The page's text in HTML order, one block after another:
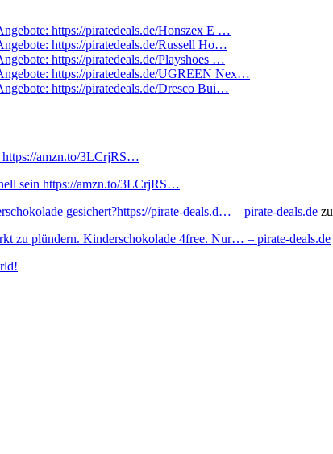
https://piratedeals.de/Honszex E …
https://piratedeals.de/Russell Ho…
https://piratedeals.de/Playshoes …
https://piratedeals.de/UGREEN Nex…
https://piratedeals.de/Dresco Bui…
https://amzn.to/3LCrjRS…
sein https://amzn.to/3LCrjRS…
gesichert?https://pirate-deals.d… – pirate-deals.de zu
zu plündern. Kinderschokolade 4free. Nur… – pirate-deals.de